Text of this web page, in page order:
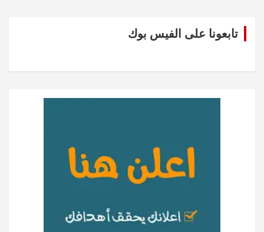
تابعونا على الفيس بوك